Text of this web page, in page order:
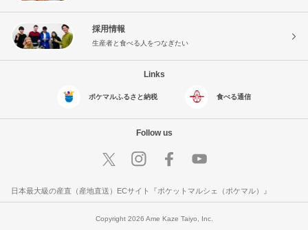
採用情報
生産者と食べる人をつなぎたい
Links
ポケマルふるさと納税 食べる通信
Follow us
日本最大級の産直（産地直送）ECサイト『ポケットマルシェ（ポケマル）』
Copyright 2026 Ame Kaze Taiyo, Inc.